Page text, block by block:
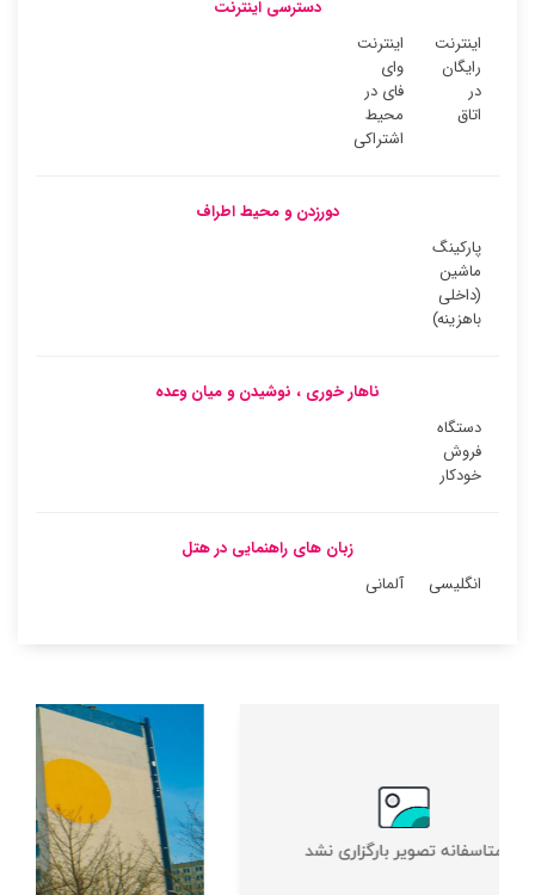
دسترسی اینترنت
اینترنت
رایگان
در
اتاق
اینترنت
وای
فای در
محیط
اشتراکی
دورزدن و محیط اطراف
پارکینگ
ماشین
(داخلی
باهزینه)
ناهار خوری ، نوشیدن و میان وعده
دستگاه
فروش
خودکار
زبان های راهنمایی در هتل
انگلیسی
آلمانی